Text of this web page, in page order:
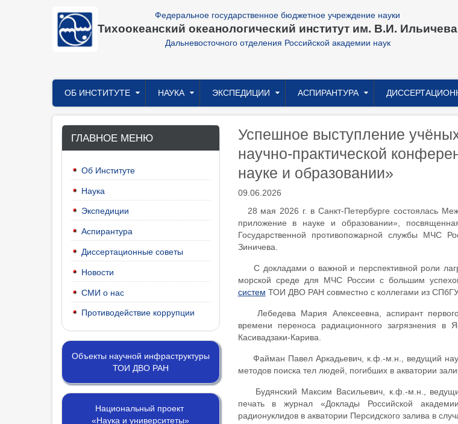
Федеральное государственное бюджетное учреждение науки
Тихоокеанский океанологический институт им. В.И. Ильичева
Дальневосточного отделения Российской академии наук
Главное
меню
ОБ ИНСТИТУТЕ НАУКА ЭКСПЕДИЦИИ АСПИРАНТУРА
ГЛАВНОЕ МЕНЮ
Об Институте
Наука
Экспедиции
Аспирантура
Диссертационные советы
Новости
СМИ о нас
Противодействие коррупции
Объекты научной инфраструктуры
ТОИ ДВО РАН
Национальный проект
«Наука и университеты»
Успешное выступление
научно-практической
науке и образовании»
09.06.2026
28 мая 2026 г. в Санкт-Петербурге состоялась
приложение в науке и образовании»,
Государственной противопожарной службы МЧС
Зиничева.
С докладами о важной и перспективной роли
морской среде для МЧС России с большим
систем ТОИ ДВО РАН совместно с коллегами из
Лебедева Мария Алексеевна, аспирант
времени переноса радиационного загрязнения
Касивадзаки-Карива.
Файман Павел Аркадьевич, к.ф.-м.н., ведущий
методов поиска тел людей, погибших в акватории
Будянский Максим Васильевич, к.ф.-м.н.,
печать в журнал «Доклады Российской
радионуклидов в акватории Персидского залива в